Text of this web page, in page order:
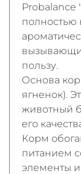
Probalance
полностью
пользу.
Основа
ягненок).
животный
его
Корм
питанием
элементы